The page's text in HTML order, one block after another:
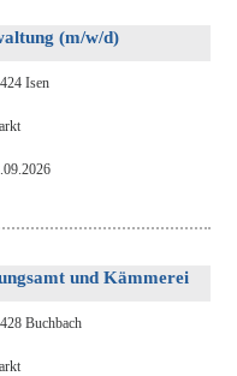
(m/w/d)
Isen
und Kämmerei
Buchbach